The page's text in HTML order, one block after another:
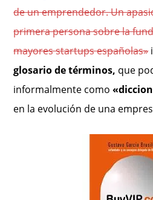
de un emprendedor. Un
primera persona sobre la
mayores startups españolas»
glosario de términos, que
informalmente como
en la evolución de una